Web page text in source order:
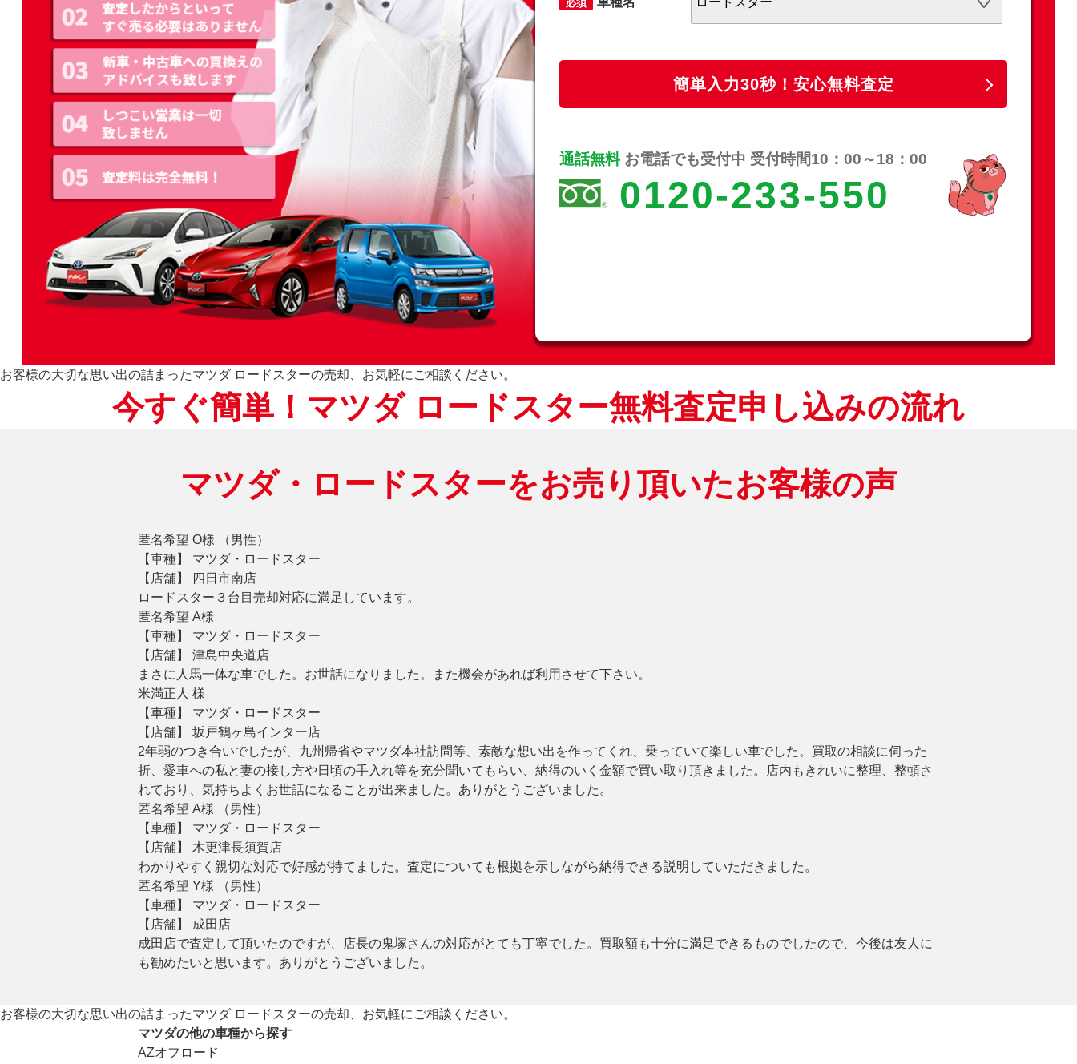
必須
簡単入力30秒！安心無料査定
通話無料お電話でも受付中 受付時間10：00～18：00
0120-233-550
お客様の大切な思い出の詰まったマツダ ロードスターの売却、お気軽にご相談ください。
今すぐ簡単！マツダ ロードスター無料査定申し込みの流れ
マツダ・ロードスターをお売り頂いたお客様の声
匿名希望 O様 （男性）
【車種】 マツダ・ロードスター
【店舗】 四日市南店
ロードスター３台目売却対応に満足しています。
匿名希望 A様
【車種】 マツダ・ロードスター
【店舗】 津島中央道店
まさに人馬一体な車でした。お世話になりました。また機会があれば利用させて下さい。
米満正人 様
【車種】 マツダ・ロードスター
【店舗】 坂戸鶴ヶ島インター店
2年弱のつき合いでしたが、九州帰省やマツダ本社訪問等、素敵な想い出を作ってくれ、乗っていて楽しい車でした。買取の相談に伺った
折、愛車への私と妻の接し方や日頃の手入れ等を充分聞いてもらい、納得のいく金額で買い取り頂きました。店内もきれいに整理、整頓さ
れており、気持ちよくお世話になることが出来ました。ありがとうございました。
匿名希望 A様 （男性）
【車種】 マツダ・ロードスター
【店舗】 木更津長須賀店
わかりやすく親切な対応で好感が持てました。査定についても根拠を示しながら納得できる説明していただきました。
匿名希望 Y様 （男性）
【車種】 マツダ・ロードスター
【店舗】 成田店
成田店で査定して頂いたのですが、店長の鬼塚さんの対応がとても丁寧でした。買取額も十分に満足できるものでしたので、今後は友人に
も勧めたいと思います。ありがとうございました。
お客様の大切な思い出の詰まったマツダ ロードスターの売却、お気軽にご相談ください。
マツダの他の車種から探す
AZオフロード